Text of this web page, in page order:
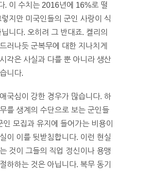
. 이 수치는 2016년에 16%로 떨
지만 미국인들의 군인 사랑이 식
니다. 오히려 그 반대죠. 켈리의
러나듯 군복무에 대한 지나치게
각은 사실과 다를 뿐 아니라 생산
니다.
국심이 강한 경우가 많습니다. 하
를 생계의 수단으로 보는 군인들
인 모집과 유지에 들어가는 비용이
이 이를 뒷받침합니다. 이런 현실
것이 그들의 직업 정신이나 용맹
하하는 것은 아닙니다. 복무 동기